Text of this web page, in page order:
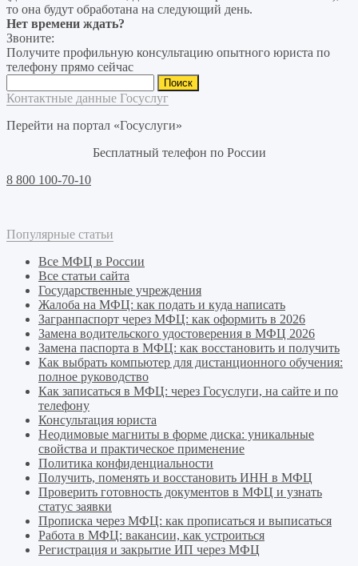
то она будут обработана на следующий день.
Нет времени ждать?
Звоните:
Получите профильную консультацию опытного юриста по
телефону прямо сейчас
Контактные данные Госуслуг
Перейти на портал «Госуслуги»
Бесплатный телефон по России
8 800 100-70-10
Популярные статьи
Все МФЦ в России
Все статьи сайта
Государственные учреждения
Жалоба на МФЦ: как подать и куда написать
Загранпаспорт через МФЦ: как оформить в 2026
Замена водительского удостоверения в МФЦ 2026
Замена паспорта в МФЦ: как восстановить и получить
Как выбрать компьютер для дистанционного обучения:
полное руководство
Как записаться в МФЦ: через Госуслуги, на сайте и по
телефону
Консультация юриста
Неодимовые магниты в форме диска: уникальные
свойства и практическое применение
Политика конфиденциальности
Получить, поменять и восстановить ИНН в МФЦ
Проверить готовность документов в МФЦ и узнать
статус заявки
Прописка через МФЦ: как прописаться и выписаться
Работа в МФЦ: вакансии, как устроиться
Регистрация и закрытие ИП через МФЦ